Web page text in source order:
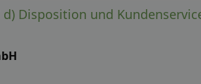
Disposition und